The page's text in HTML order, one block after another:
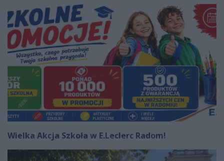
Wielka Akcja Szkoła w E.Leclerc Radom!